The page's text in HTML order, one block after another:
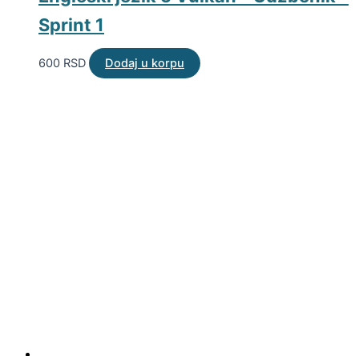
Sprint 1
600 RSD Dodaj u korpu